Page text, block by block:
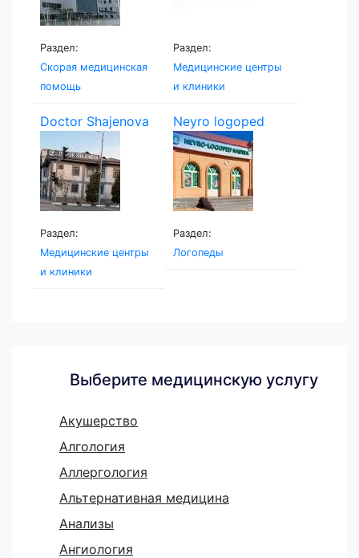
Раздел:
Скорая медицинская
помощь
Раздел:
Медицинские центры
и клиники
Doctor Shajenova
Раздел:
Медицинские центры
и клиники
Neyro logoped
Раздел:
Логопеды
Выберите медицинскую услугу
Акушерство
Алгология
Аллергология
Альтернативная медицина
Анализы
Ангиология